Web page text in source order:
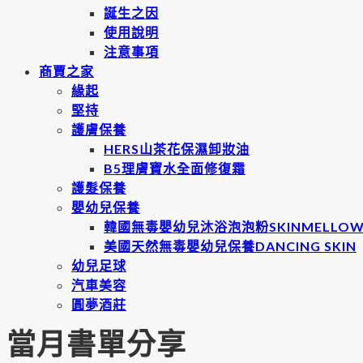
誕生之因
使用說明
注意事項
商賈之家
緣起
堅持
護膚保養
HERS山茶花保濕卸妝油
B5理膚寶水全面修復霜
護髮保養
嬰幼兒保養
韓國無毒嬰幼兒沐浴泡泡粉
美國天然無毒嬰幼兒保養DANCING SKIN
幼兒足球
汽車美容
圓夢酒莊
當月書單分享